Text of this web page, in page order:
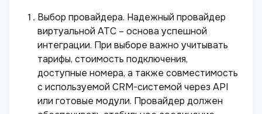
Выбор провайдера. Надежный провайдер
виртуальной АТС – основа успешной
интеграции. При выборе важно учитывать
тарифы, стоимость подключения,
доступные номера, а также совместимость
с используемой CRM-системой через API
или готовые модули. Провайдер должен